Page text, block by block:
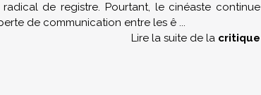
de registre. Pourtant, le cinéaste continue
de communication entre les ê ...
Lire la suite de la critique